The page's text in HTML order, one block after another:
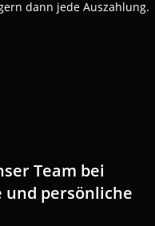
dann jede Auszahlung.
Team bei
und persönliche